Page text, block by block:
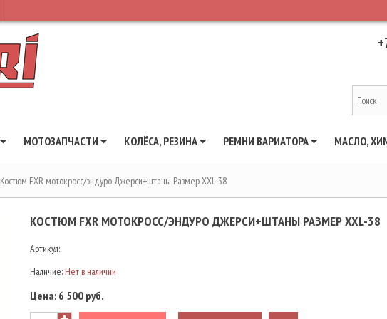
МОТОЗАПЧАСТИ КОЛЁСА, РЕЗИНА РЕМНИ ВАРИАТОРА МАСЛО,
Костюм FXR мотокросс/эндуро Джерси+штаны Размер XXL-38
КОСТЮМ FXR МОТОКРОСС/ЭНДУРО ДЖЕРСИ+ШТАНЫ РАЗМЕР XXL-38
Артикул:
Наличие: Нет в наличии
Цена: 6 500 руб.